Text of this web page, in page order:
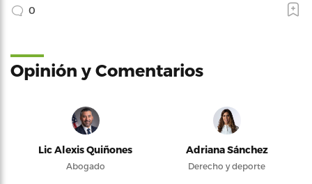
0
Opinión y Comentarios
Lic Alexis Quiñones
Abogado
Adriana Sánchez
Derecho y deporte